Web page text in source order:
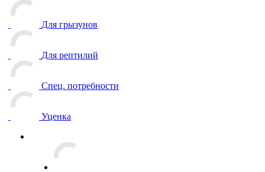
Для грызунов
Для рептилий
Спец. потребности
Уценка